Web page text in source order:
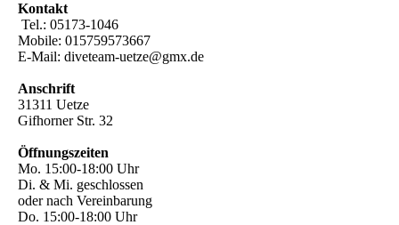
Kontakt
Tel.: 05173-1046
Mobile: 015759573667
E-Mail: diveteam-uetze@gmx.de
Anschrift
31311 Uetze
Gifhorner Str. 32
Öffnungszeiten
Mo. 15:00-18:00 Uhr
Di. & Mi. geschlossen
oder nach Vereinbarung
Do. 15:00-18:00 Uhr